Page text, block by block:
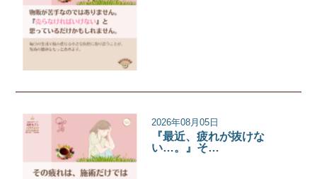
2026年08月05日
『最近、疲れが抜けな
い…。』そ…